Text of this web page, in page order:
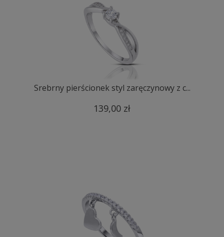
Srebrny pierścionek styl zaręczynowy z c...
139,00 zł